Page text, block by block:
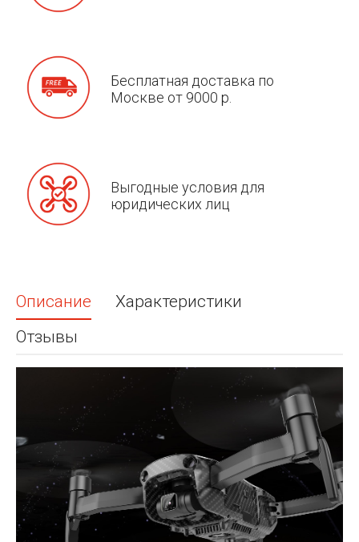
Бесплатная доставка по
Москве от 9000 р.
Выгодные условия для
юридических лиц
Описание
Характеристики
Отзывы